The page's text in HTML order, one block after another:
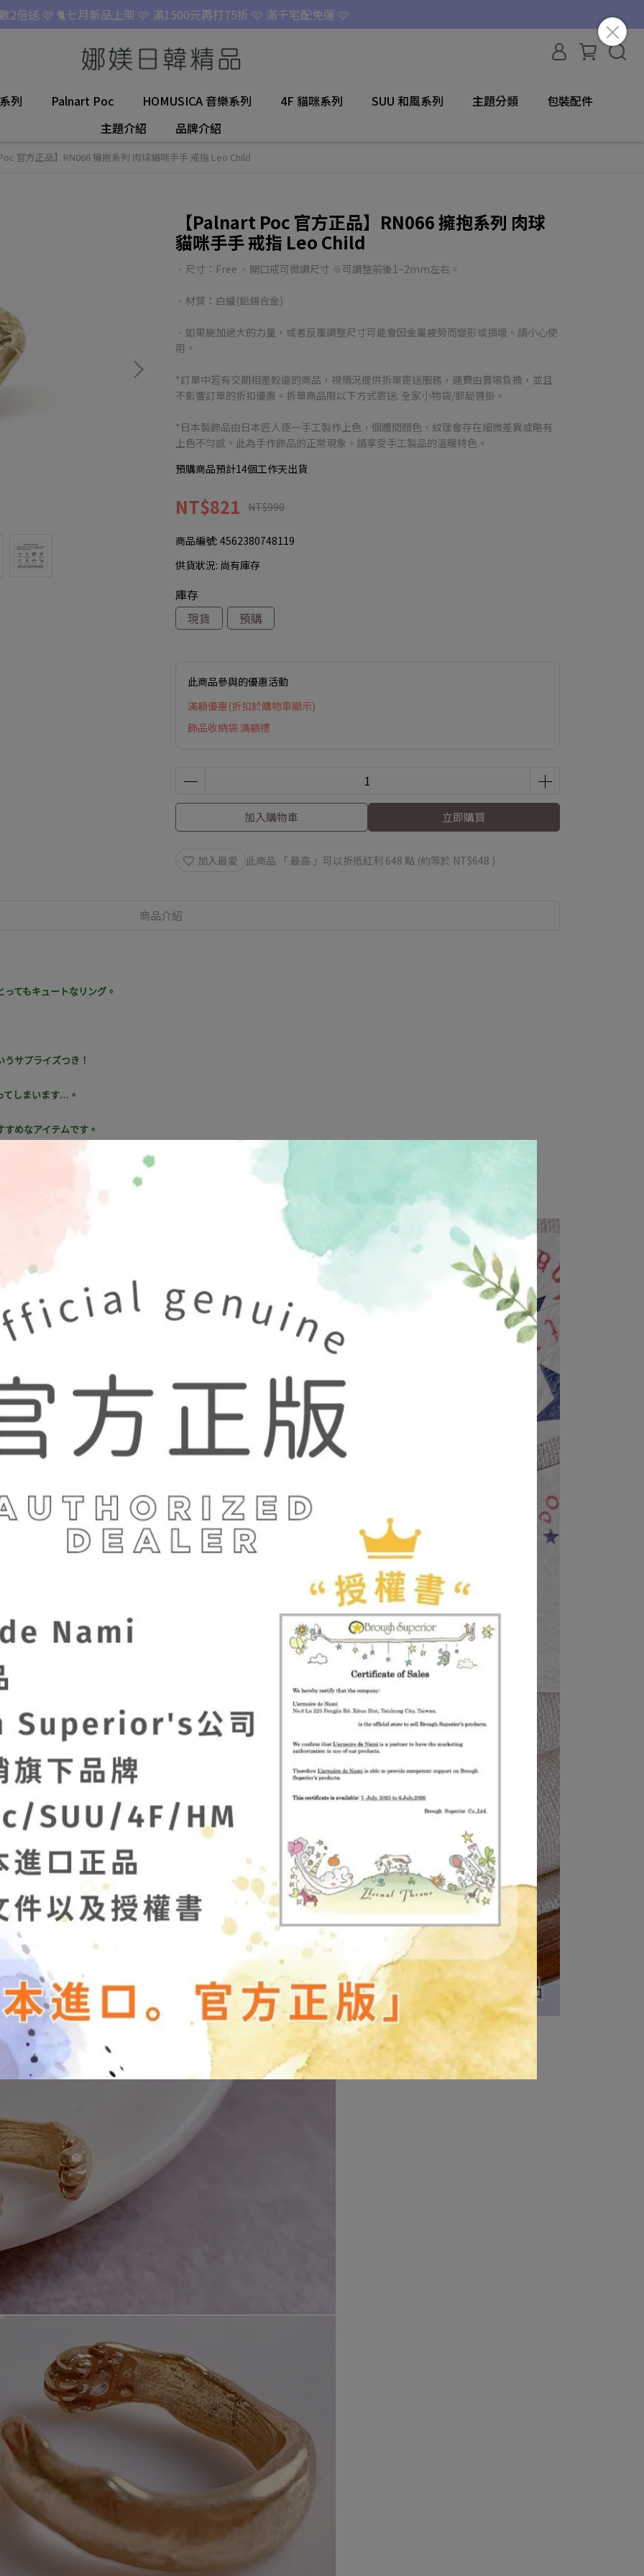
2倍送 🩷 🐈七月新品上架 🩷 滿1500元再打75折 🩷 滿千宅配免運 🩷
列 Palnart Poc HOMUSICA 音樂系列 4F 貓咪系列 SUU 和風系列 主題分類
包裝配件
主題介紹
品牌介紹
官方正品】RN066 擁抱系列 肉球貓咪手手 戒指 Leo Child
【Palnart Poc 官方正品】RN066 擁抱系列 肉球
貓咪手手 戒指 Leo Child
．尺寸：Free ．開口戒可微調尺寸 ※可調整前後1~2mm左右。
．材質：白蠟(鉛錫合金)
．如果施加過大的力量，或者反覆調整尺寸可能會因金屬疲勞而變形或損壞。請小心使
用。
*訂單中若有交期相差較遠的商品，視情況提供拆單寄送服務，運費由賣場負擔，並且
不影響訂單的折扣優惠。拆單商品限以下方式寄送: 全家小物袋/郵局普掛。
*日本製飾品由日本匠人逐一手工製作上色，個體間顏色、紋理會存在細微差異或略有
上色不勻感。此為手作飾品的正常現象。請享受手工製品的溫暖特色。
預購商品預計14個工作天出貨
NT$821 NT$990
商品編號: 4562380748119
供貨狀況: 尚有庫存
庫存
現貨
預購
此商品參與的優惠活動
滿額優惠(折扣於購物車顯示)
飾品收納袋 滿額禮
加入購物車 立即購買
加入最愛 此商品 「 最高 」可以折抵紅利 648 點 (約等於 NT$648 )
商品介紹
てもキュートなリング。
サプライズつき！
しまいます…。
めなアイテムです。